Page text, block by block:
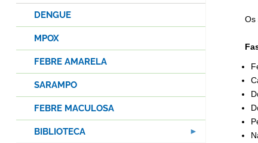
Os
DENGUE
MPOX
FEBRE AMARELA
SARAMPO
FEBRE MACULOSA
BIBLIOTECA